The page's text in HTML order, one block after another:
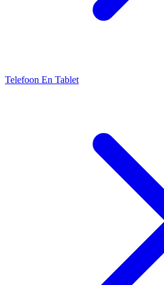
Telefoon En Tablet